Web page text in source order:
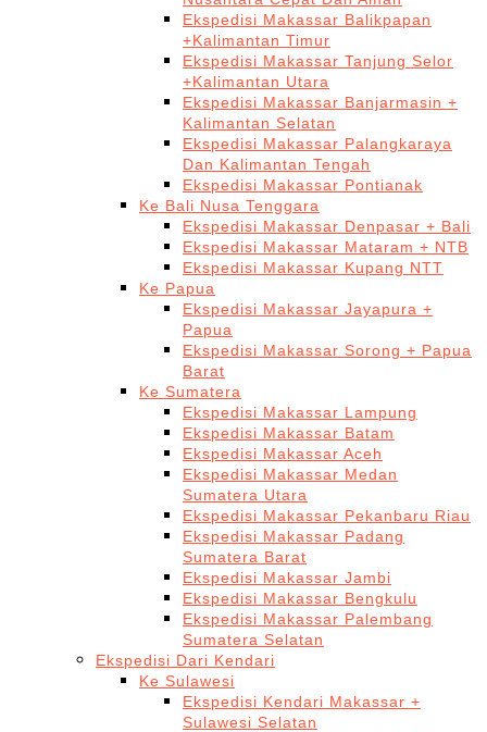
Ekspedisi Makassar Balikpapan
+Kalimantan Timur
Ekspedisi Makassar Tanjung Selor
+Kalimantan Utara
Ekspedisi Makassar Banjarmasin +
Kalimantan Selatan
Ekspedisi Makassar Palangkaraya
Dan Kalimantan Tengah
Ekspedisi Makassar Pontianak
Ke Bali Nusa Tenggara
Ekspedisi Makassar Denpasar + Bali
Ekspedisi Makassar Mataram + NTB
Ekspedisi Makassar Kupang NTT
Ke Papua
Ekspedisi Makassar Jayapura +
Papua
Ekspedisi Makassar Sorong + Papua
Barat
Ke Sumatera
Ekspedisi Makassar Lampung
Ekspedisi Makassar Batam
Ekspedisi Makassar Aceh
Ekspedisi Makassar Medan
Sumatera Utara
Ekspedisi Makassar Pekanbaru Riau
Ekspedisi Makassar Padang
Sumatera Barat
Ekspedisi Makassar Jambi
Ekspedisi Makassar Bengkulu
Ekspedisi Makassar Palembang
Sumatera Selatan
Ekspedisi Dari Kendari
Ke Sulawesi
Ekspedisi Kendari Makassar +
Sulawesi Selatan